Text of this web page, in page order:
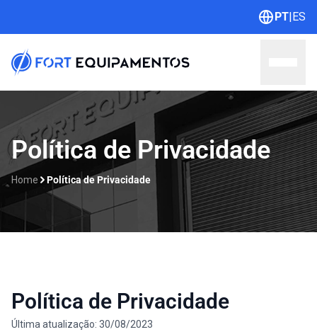
PT|ES
Home
Sobre nós
Catálogos
Política de Privacidade
Home Política de Privacidade
Política de Privacidade
Última atualização: 30/08/2023